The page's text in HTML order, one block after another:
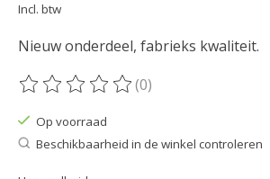
Incl. btw
Nieuw onderdeel, fabrieks kwaliteit.
De beoordeling van dit product is
(0)
Op voorraad
Beschikbaarheid in de winkel controleren